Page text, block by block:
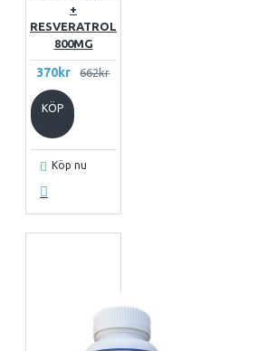
+
RESVERATROL
800MG
370kr 662kr
KÖP
Köp nu